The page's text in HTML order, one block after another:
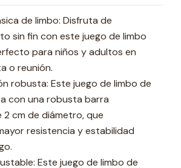
de limbo: Disfruta de
sin fin con este juego de limbo
para niños y adultos en
o reunión.
robusta: Este juego de limbo de
con una robusta barra
2 cm de diámetro, que
resistencia y estabilidad
Este juego de limbo de